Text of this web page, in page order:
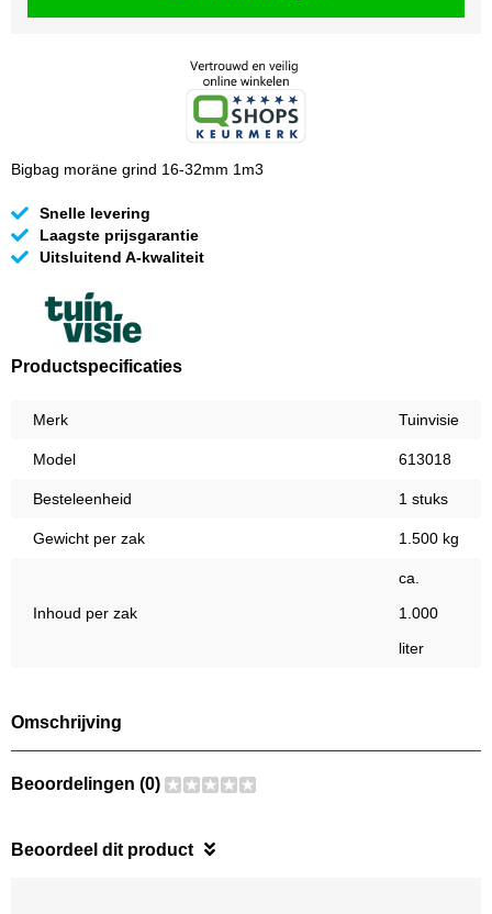
Bigbag moräne grind 16-32mm 1m3
Snelle levering
Laagste prijsgarantie
Uitsluitend A-kwaliteit
Productspecificaties
Merk Tuinvisie
Model 613018
Besteleenheid 1 stuks
Gewicht per zak 1.500 kg
Inhoud per zak
ca.
1.000
liter
Omschrijving
Beoordelingen (0)
Beoordeel dit product